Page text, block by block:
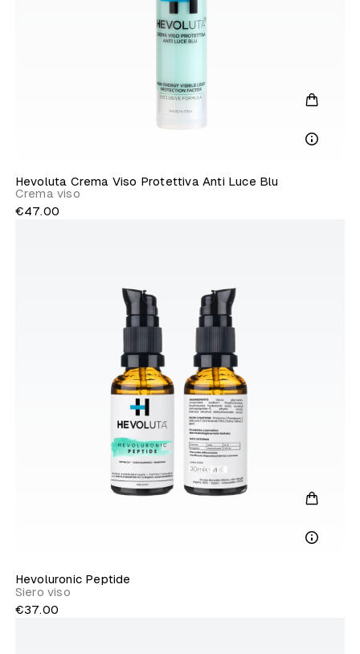
Hevoluta Crema Viso Protettiva Anti Luce Blu
Crema viso
€47.00
Hevoluronic Peptide
Siero viso
€37.00